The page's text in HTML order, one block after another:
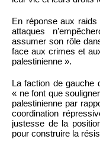
En réponse aux
attaques
assumer son rôle
face aux crimes et
palestinienne ».
La faction de gauche
« ne font que
palestinienne par
coordination
justesse de la
pour construire la